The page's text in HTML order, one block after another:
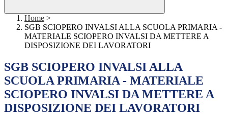
Home >
SGB SCIOPERO INVALSI ALLA SCUOLA PRIMARIA -
MATERIALE SCIOPERO INVALSI DA METTERE A
DISPOSIZIONE DEI LAVORATORI
SGB SCIOPERO INVALSI ALLA
SCUOLA PRIMARIA - MATERIALE
SCIOPERO INVALSI DA METTERE A
DISPOSIZIONE DEI LAVORATORI